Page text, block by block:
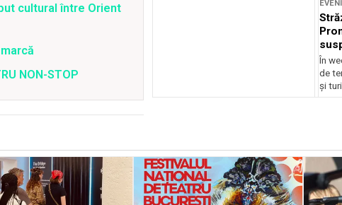
cultural între Orient
NON-STOP
În
de
și